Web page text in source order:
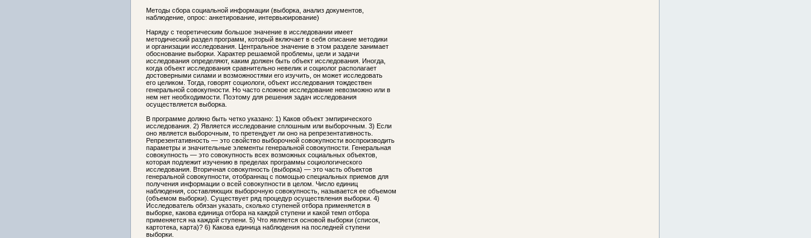
Методы сбора социальной информации (выборка, анализ документов,
наблюдение, опрос: анкетирование, интервьюирование)
Наряду с теоретическим большое значение в исследовании имеет
методический раздел программ, который включает в себя описание методики
и организации исследования. Центральное значение в этом разделе занимает
обоснование выборки. Характер решаемой проблемы, цели и задачи
исследования определяют, каким должен быть объект исследования. Иногда,
когда объект исследования сравнительно невелик и социолог располагает
достоверными силами и возможностями его изучить, он может исследовать
его целиком. Тогда, говорят социологи, объект исследования тождествен
генеральной совокупности. Но часто сложное исследование невозможно или в
нем нет необходимости. Поэтому для решения задач исследования
осуществляется выборка.
В программе должно быть четко указано: 1) Каков объект эмпирического
исследования. 2) Является исследование сплошным или выборочным. 3) Если
оно является выборочным, то претендует ли оно на репрезентативность.
Репрезентативность — это свойство выборочной совокупности воспроизводить
параметры и значительные элементы генеральной совокупности. Генеральная
совокупность — это совокупность всех возможных социальных объектов,
которая подлежит изучению в пределах программы социологического
исследования. Вторичная совокупность (выборка) — это часть объектов
генеральной совокупности, отобраннац с помощью специальных приемов для
получения информации о всей совокупности в целом. Число единиц
наблюдения, составляющих выборочную совокупность, называется ее объемом
(объемом выборки). Существует ряд процедур осуществления выборки. 4)
Исследователь обязан указать, сколько ступеней отбора применяется в
выборке, какова единица отбора на каждой ступени и какой темп отбора
применяется на каждой ступени. 5) Что является основой выборки (список,
картотека, карта)? 6) Какова единица наблюдения на последней ступени
выборки.